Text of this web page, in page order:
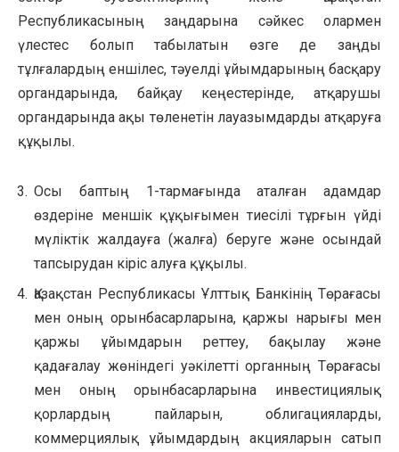
Республикасының заңдарына сәйкес олармен
үлестес болып табылатын өзге де заңды
тұлғалардың еншілес, тәуелді ұйымдарының басқару
органдарында, байқау кеңестерінде, атқарушы
органдарында ақы төленетін лауазымдарды атқаруға
құқылы.
Осы баптың 1-тармағында аталған адамдар
өздеріне меншік құқығымен тиесілі тұрғын үйді
мүліктік жалдауға (жалға) беруге және осындай
тапсырудан кіріс алуға құқылы.
Қазақстан Республикасы Ұлттық Банкінің Төрағасы
мен оның орынбасарларына, қаржы нарығы мен
қаржы ұйымдарын реттеу, бақылау және
қадағалау жөніндегі уәкілетті органның Төрағасы
мен оның орынбасарларына инвестициялық
қорлардың пайларын, облигацияларды,
коммерциялық ұйымдардың акцияларын сатып